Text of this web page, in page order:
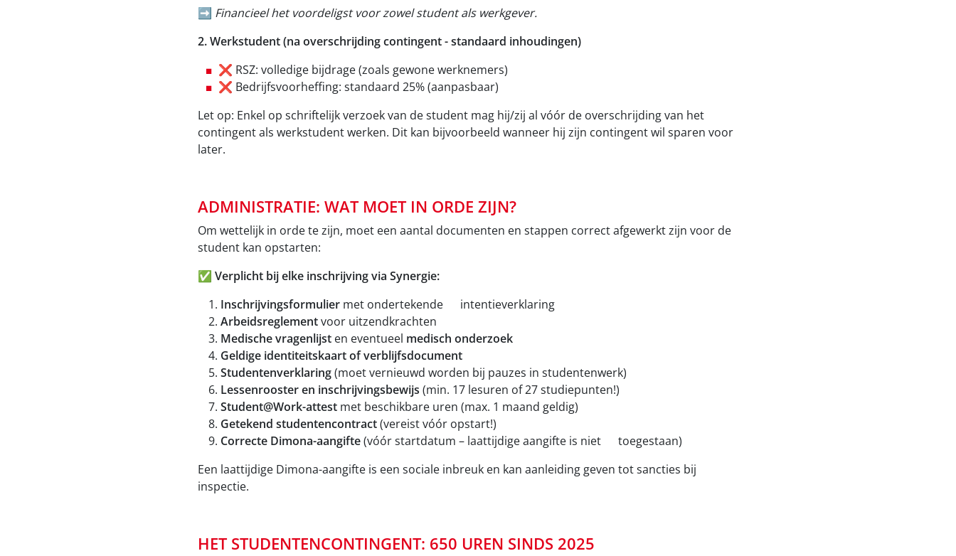
➡️ Financieel het voordeligst voor zowel student als werkgever.
2. Werkstudent (na overschrijding contingent - standaard inhoudingen)
❌ RSZ: volledige bijdrage (zoals gewone werknemers)
❌ Bedrijfsvoorheffing: standaard 25% (aanpasbaar)
Let op: Enkel op schriftelijk verzoek van de student mag hij/zij al vóór de overschrijding van het
contingent als werkstudent werken. Dit kan bijvoorbeeld wanneer hij zijn contingent wil sparen voor
later.
ADMINISTRATIE: WAT MOET IN ORDE ZIJN?
Om wettelijk in orde te zijn, moet een aantal documenten en stappen correct afgewerkt zijn voor de
student kan opstarten:
✅ Verplicht bij elke inschrijving via Synergie:
Inschrijvingsformulier met ondertekende intentieverklaring
Arbeidsreglementvoor uitzendkrachten
Medische vragenlijst en eventueel medisch onderzoek
Geldige identiteitskaart of verblijfsdocument
Studentenverklaring(moet vernieuwd worden bij pauzes in studentenwerk)
Lessenrooster en inschrijvingsbewijs (min. 17 lesuren of 27 studiepunten!)
Student@Work-attest met beschikbare uren (max. 1 maand geldig)
Getekend studentencontract(vereist vóór opstart!)
Correcte Dimona-aangifte(vóór startdatum – laattijdige aangifte is niet toegestaan)
Een laattijdige Dimona-aangifte is een sociale inbreuk en kan aanleiding geven tot sancties bij
inspectie.
HET STUDENTENCONTINGENT: 650 UREN SINDS 2025